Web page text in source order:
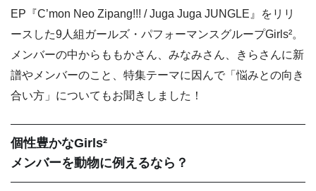
EP『C’mon Neo Zipang!!! / Juga Juga JUNGLE』をリリ
ースした9人組ガールズ・パフォーマンスグループGirls²。
メンバーの中からももかさん、みなみさん、きらさんに新
譜やメンバーのこと、特集テーマに因んで「悩みとの向き
合い方」についてもお聞きしました！
個性豊かなGirls²
メンバーを動物に例えるなら？